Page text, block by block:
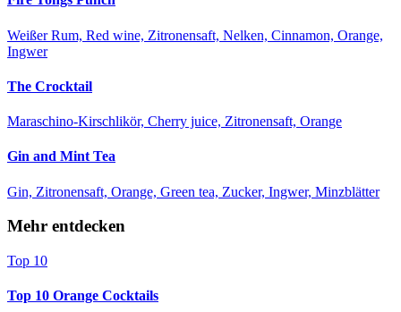
Weißer Rum, Red wine, Zitronensaft, Nelken, Cinnamon, Orange,
Ingwer
The Crocktail
Maraschino-Kirschlikör, Cherry juice, Zitronensaft, Orange
Gin and Mint Tea
Gin, Zitronensaft, Orange, Green tea, Zucker, Ingwer, Minzblätter
Mehr entdecken
Top 10
Top 10 Orange Cocktails